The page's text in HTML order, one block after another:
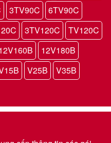
3TV90C
6TV90C
3TV120C
TV120C
12V180B
V25B
V35B